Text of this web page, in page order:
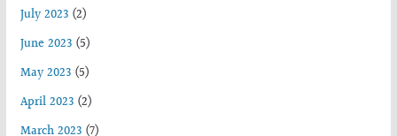
July 2023(2)
June 2023(5)
May 2023(5)
April 2023(2)
March 2023(7)